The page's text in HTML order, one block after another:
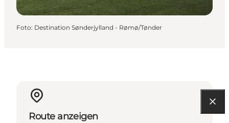
Foto: Destination Sønderjylland - Rømø/Tønder
Route anzeigen